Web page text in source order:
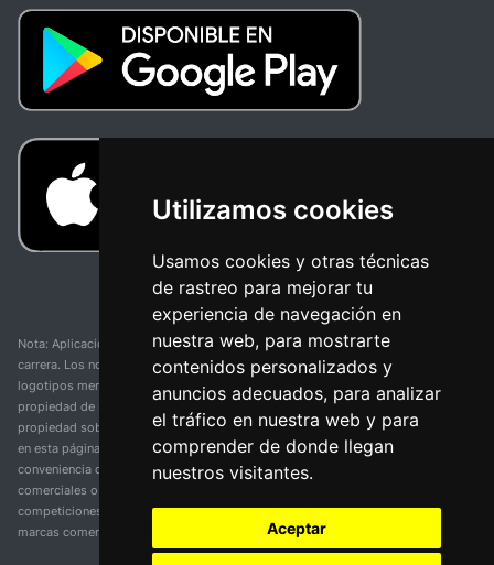
Utilizamos cookies
Usamos cookies y otras técnicas
de rastreo para mejorar tu
experiencia de navegación en
nuestra web, para mostrarte
contenidos personalizados y
anuncios adecuados, para analizar
el tráfico en nuestra web y para
comprender de donde llegan
nuestros visitantes.
Aceptar
Nota: Aplicación y web no oficial y no relacionada con ninguna organización o
carrera. Los nombres de equipos, competiciones, marcas comerciales y
logotipos mencionados en esta página de resultados de ciclismo son
propiedad de sus respectivos dueños. No tenemos afiliación, patrocinio ni
propiedad sobre estas marcas comerciales. Toda la información proporcionada
en esta página se presenta únicamente con fines informativos y para la
conveniencia de nuestros usuarios. Cualquier uso de nombres, marcas
comerciales o logotipos tiene el único propósito de identificar equipos y
competiciones y no implica asociación o respaldo. Todos los derechos de las
marcas comerciales mencionadas aquí pertenecen a sus propietarios legítimos.